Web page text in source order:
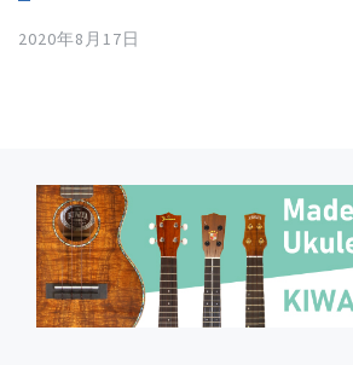
2020年8月17日